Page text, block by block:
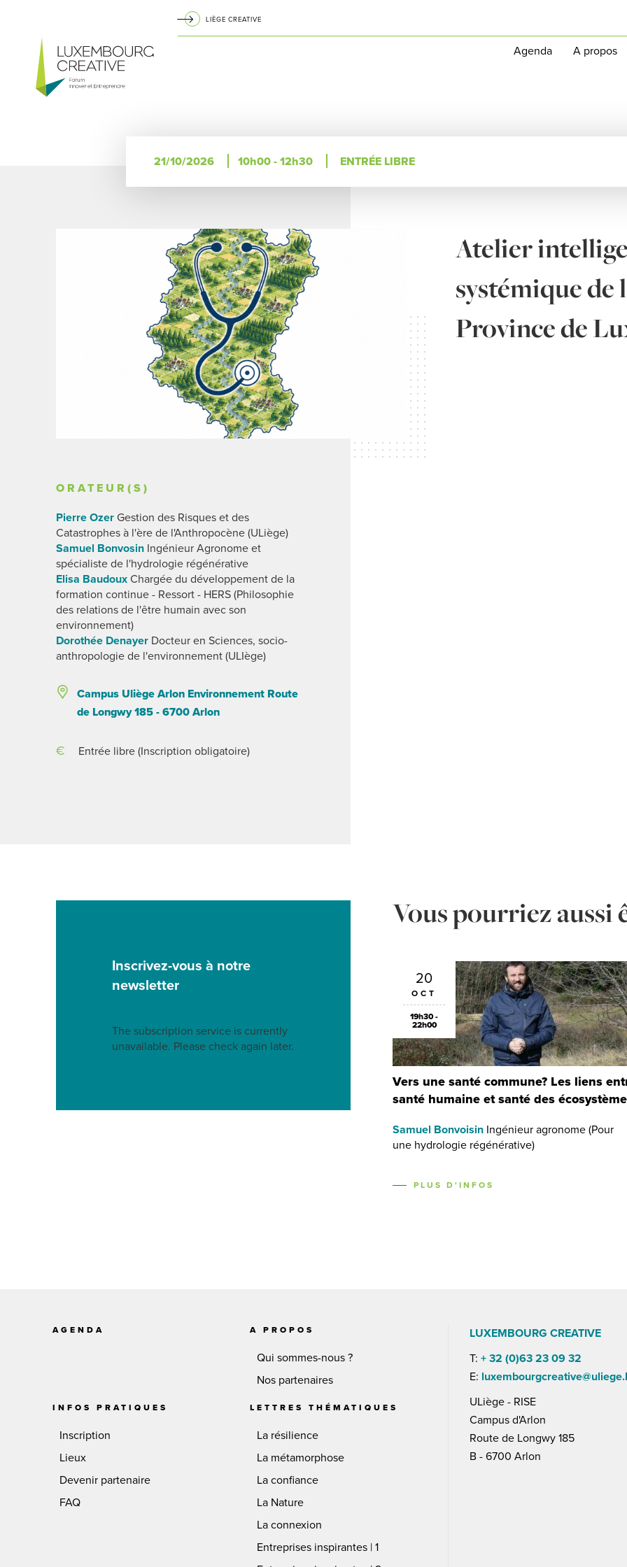
principal
LIÈGE CREATIVE
Navigation
Agenda A propos
21/10/2026 10h00 - 12h30 ENTRÉE LIBRE
ORATEUR(S)
Pierre Ozer Gestion des Risques et des
Catastrophes à l'ère de l'Anthropocène (ULiège)
Samuel Bonvosin Ingénieur Agronome et
spécialiste de l'hydrologie régénérative
Elisa Baudoux Chargée du développement de la
formation continue - Ressort - HERS (Philosophie
des relations de l'être humain avec son
environnement)
Dorothée Denayer Docteur en Sciences, socio-
anthropologie de l'environnement (ULIège)
Campus Uliège Arlon Environnement Route
de Longwy 185 - 6700 Arlon
Entrée libre (Inscription obligatoire)
Atelier
systémique de
Province de
Inscrivez-vous à notre
newsletter
The subscription service is currently
unavailable. Please check again later.
Vous pourriez aussi
20
OCT
19h30 -
22h00
Vers une santé commune? Les liens
santé humaine et santé des
Samuel Bonvoisin Ingénieur agronome (Pour
une hydrologie régénérative)
PLUS D'INFOS
AGENDA A PROPOS
Qui sommes-nous ?
Nos partenaires
INFOS PRATIQUES
Inscription
Lieux
Devenir partenaire
FAQ
LETTRES THÉMATIQUES
La résilience
La métamorphose
La confiance
La Nature
La connexion
Entreprises inspirantes | 1
LUXEMBOURG CREATIVE
T:+ 32 (0)63 23 09 32
E:
ULiège - RISE
Campus d'Arlon
Route de Longwy 185
B - 6700 Arlon